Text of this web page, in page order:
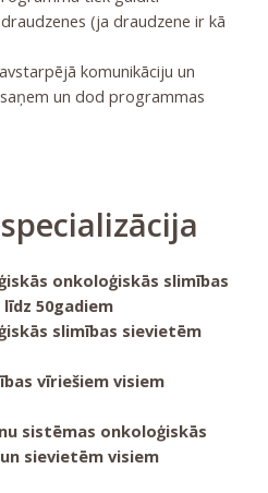
(ja draudzene ir kā
komunikāciju un
un dod programmas
onkoloģiskās slimības
50gadiem
slimības sievietēm
vīriešiem visiem
sistēmas onkoloģiskās
sievietēm visiem